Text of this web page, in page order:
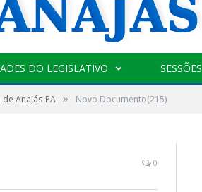
DO LEGISLATIVO SESSÕES
Anajás-PA » Novo Documento(215)
0